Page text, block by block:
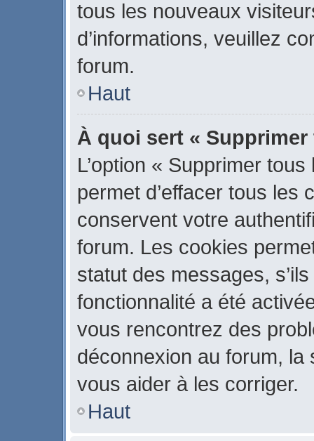
tous les nouveaux
d’informations, veuillez
forum.
Haut
À quoi sert «
L’option « Supprimer
permet d’effacer tous les
conservent votre
forum. Les cookies
statut des messages,
fonctionnalité a été
vous rencontrez des
déconnexion au forum,
vous aider à les corriger.
Haut